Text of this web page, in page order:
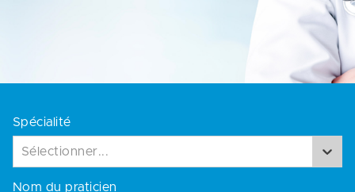
Spécialité
Sélectionner...
Nom du praticien